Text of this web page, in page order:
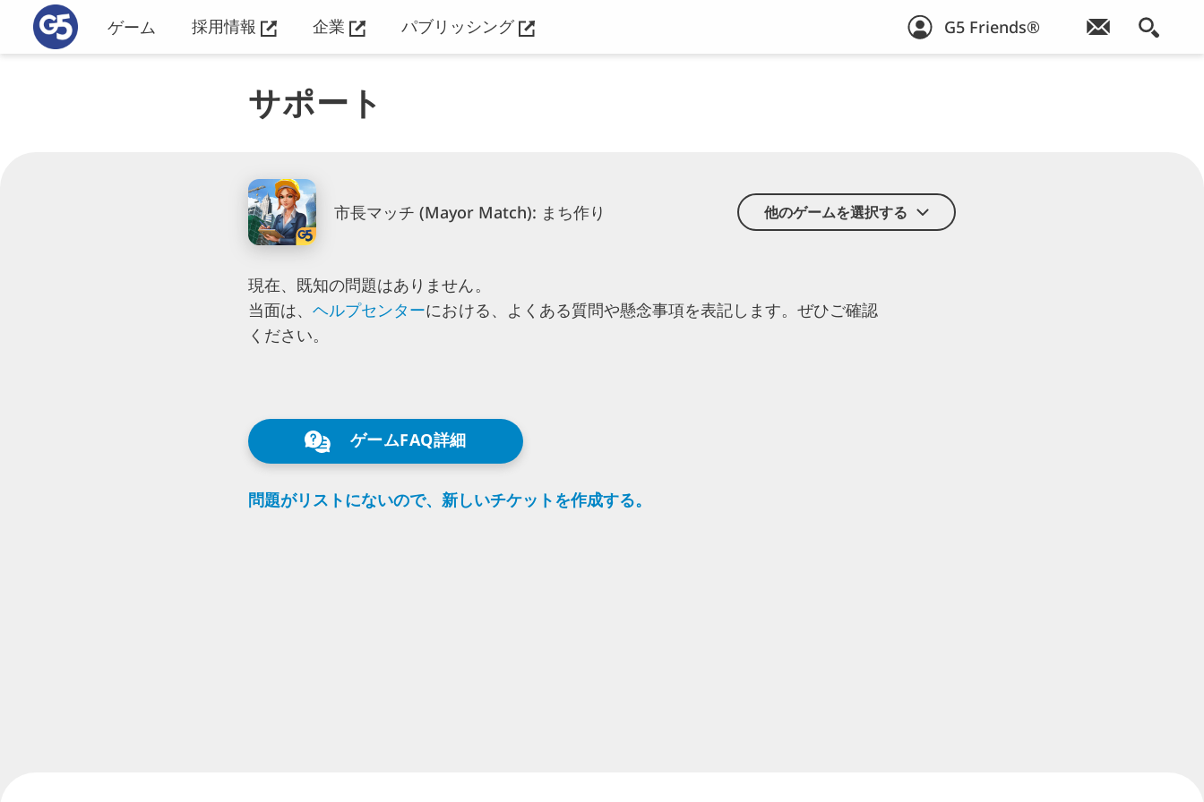
ゲーム 採用情報 企業 パブリッシング G5 Friends®
サポート
市長マッチ (Mayor Match): まち作り 他のゲームを選択する
現在、既知の問題はありません。
当面は、ヘルプセンターにおける、 よくある質問や懸念事項を表記します。ぜひご確認
ください。
ゲームFAQ詳細
問題がリストにないので、 新しいチケットを作成する。